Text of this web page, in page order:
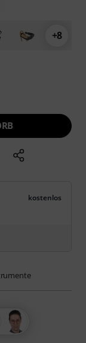
+8
kostenlos